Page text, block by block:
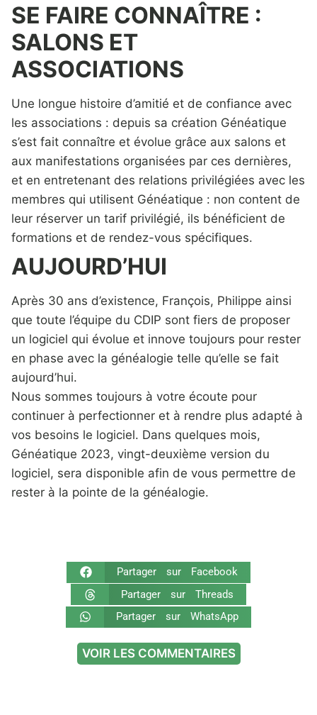
SE FAIRE CONNAÎTRE :
SALONS ET
ASSOCIATIONS
Une longue histoire d’amitié et de confiance avec
les associations : depuis sa création Généatique
s’est fait connaître et évolue grâce aux salons et
aux manifestations organisées par ces dernières,
et en entretenant des relations privilégiées avec les
membres qui utilisent Généatique : non content de
leur réserver un tarif privilégié, ils bénéficient de
formations et de rendez-vous spécifiques.
AUJOURD’HUI
Après 30 ans d’existence, François, Philippe ainsi
que toute l’équipe du CDIP sont fiers de proposer
un logiciel qui évolue et innove toujours pour rester
en phase avec la généalogie telle qu’elle se fait
aujourd’hui.
Nous sommes toujours à votre écoute pour
continuer à perfectionner et à rendre plus adapté à
vos besoins le logiciel. Dans quelques mois,
Généatique 2023, vingt-deuxième version du
logiciel, sera disponible afin de vous permettre de
rester à la pointe de la généalogie.
Partager sur Facebook
Partager sur Threads
Partager sur WhatsApp
VOIR LES COMMENTAIRES